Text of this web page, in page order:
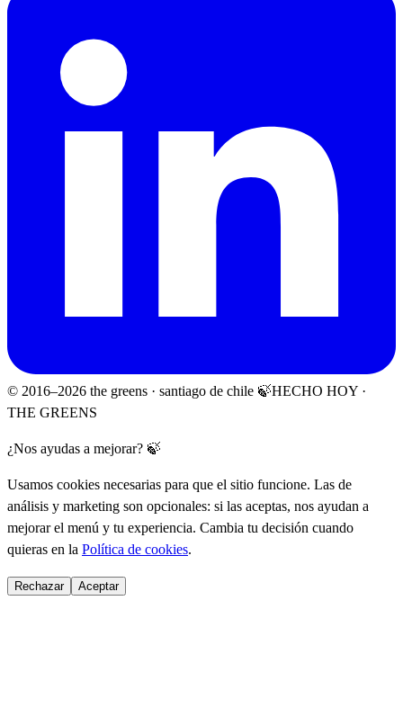
© 2016–2026 the greens · santiago de chile 🍃HECHO HOY ·
THE GREENS
¿Nos ayudas a mejorar? 🍃
Usamos cookies necesarias para que el sitio funcione. Las de
análisis y marketing son opcionales: si las aceptas, nos ayudan a
mejorar el menú y tu experiencia. Cambia tu decisión cuando
quieras en la Política de cookies.
Rechazar Aceptar